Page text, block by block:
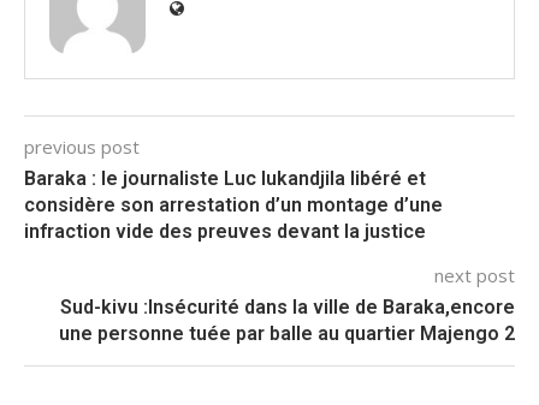
previous post
Baraka : le journaliste Luc lukandjila libéré et
considère son arrestation d’un montage d’une
infraction vide des preuves devant la justice
next post
Sud-kivu :Insécurité dans la ville de Baraka,encore
une personne tuée par balle au quartier Majengo 2